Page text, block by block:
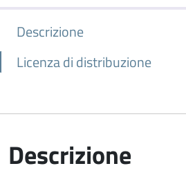
Descrizione
Licenza di distribuzione
Descrizione